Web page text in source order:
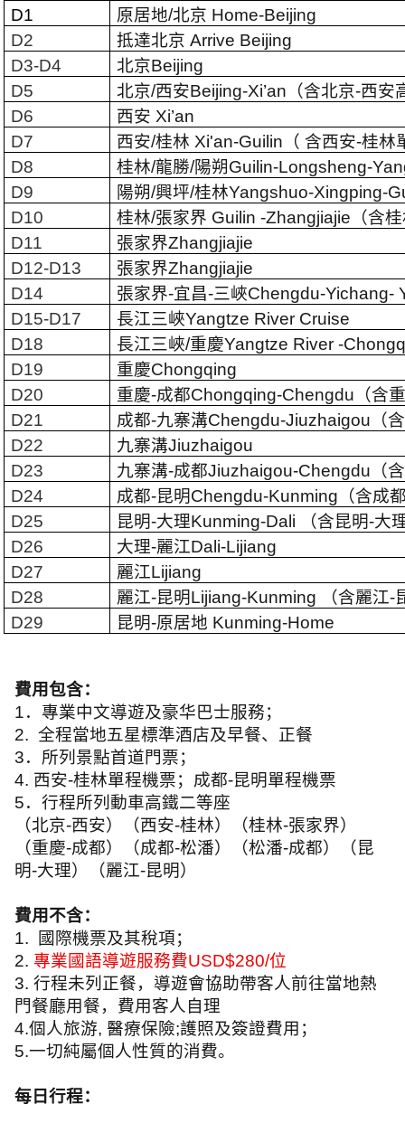
D1
原居地/北京 Home-Beijing
D2
抵達北京 Arrive Beijing
D3-D4
北京Beijing
D5
北京/西安Beijing-Xi’an （含北京-西安
D6
西安 Xi’an
D7
西安/桂林 Xi'an-Guilin （ 含西安-桂林
D8
桂林/龍勝/陽朔Guilin-Longsheng-
D9
陽朔/興坪/桂林Yangshuo-Xingping-
D10
桂林/張家界 Guilin -Zhangjiajie （含
D11
張家界Zhangjiajie
D12-D13
張家界Zhangjiajie
D14
張家界-宜昌-三峽Chengdu-Yichang-
D15-D17
長江三峽Yangtze River Cruise
D18
長江三峽/重慶Yangtze River -
D19
重慶Chongqing
D20
重慶-成都Chongqing-Chengdu （含
D21
成都-九寨溝Chengdu-Jiuzhaigou （
D22
九寨溝Jiuzhaigou
D23
九寨溝-成都Jiuzhaigou-Chengdu （
D24
成都-昆明Chengdu-Kunming （含成
D25
昆明-大理Kunming-Dali （含昆明-大
D26
大理-麗江Dali-Lijiang
D27
麗江Lijiang
D28
麗江-昆明Lijiang-Kunming （含麗江-
D29
昆明-原居地 Kunming-Home
費用包含：
1．專業中文導遊及豪华巴士服務；
2. 全程當地五星標準酒店及早餐、正餐
3．所列景點首道門票；
4. 西安-桂林單程機票；成都-昆明單程機票
5．行程所列動車高鐵二等座
（北京-西安）（西安-桂林）（桂林-張家界）
（重慶-成都）（成都-松潘）（松潘-成都）（昆
明-大理）（麗江-昆明）
費用不含：
1.
國際機票及其稅項；
2. 專業國語導遊服務費USD$280/位
3. 行程未列正餐，導遊會協助帶客人前往當地熱
門餐廳用餐，費用客人自理
4.個人旅游, 醫療保險;護照及簽證費用；
5.一切純屬個人性質的消費。
每日行程：